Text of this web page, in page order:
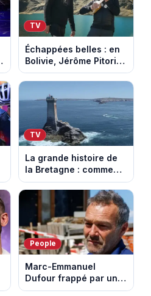
TV
Échappées belles : en
Bolivie, Jérôme Pitorin
découvre un pays où
chaque sommet se
mérite
TV
La grande histoire de
la Bretagne : comment
les Bretons ont
défendu leur culture
au fil des décennies
People
Marc-Emmanuel
Dufour frappé par un
terrible incendie : son